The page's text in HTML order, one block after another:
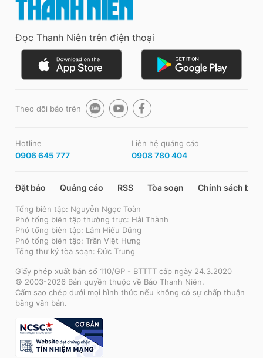
Đọc Thanh Niên trên điện thoại
Theo dõi báo trên
Hotline
0906 645 777
Liên hệ quảng cáo
0908 780 404
Đặt báo Quảng cáo RSS Tòa soạn Chính sách bảo
Tổng biên tập: Nguyễn Ngọc Toàn
Phó tổng biên tập thường trực: Hải Thành
Phó tổng biên tập: Lâm Hiếu Dũng
Phó tổng biên tập: Trần Việt Hưng
Tổng thư ký tòa soạn: Đức Trung
Giấy phép xuất bản số 110/GP - BTTTT cấp ngày 24.3.2020
© 2003-2026 Bản quyền thuộc về Báo Thanh Niên.
Cấm sao chép dưới mọi hình thức nếu không có sự chấp thuận
bằng văn bản.